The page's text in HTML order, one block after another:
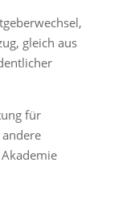
gleich aus
für